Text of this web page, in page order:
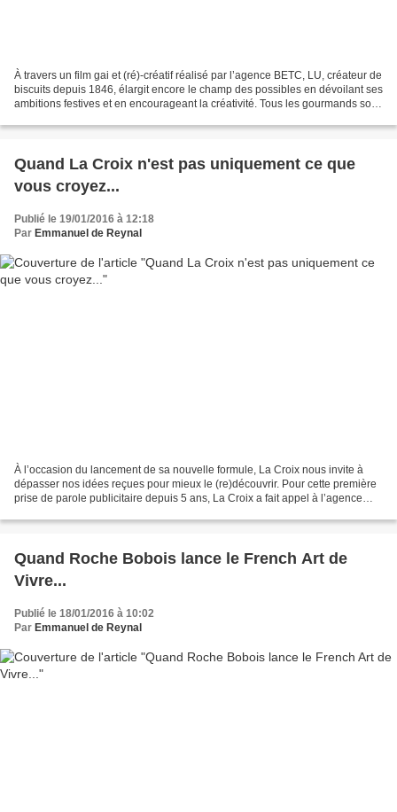
À travers un film gai et (ré)-créatif réalisé par l’agence BETC, LU, créateur de
biscuits depuis 1846, élargit encore le champ des possibles en dévoilant ses
ambitions festives et en encourageant la créativité. Tous les gourmands sont
Quand La Croix n'est pas uniquement ce que
vous croyez...
Publié le 19/01/2016 à 12:18
Par Emmanuel de Reynal
À l’occasion du lancement de sa nouvelle formule, La Croix nous invite à
dépasser nos idées reçues pour mieux le (re)découvrir. Pour cette première
prise de parole publicitaire depuis 5 ans, La Croix a fait appel à l’agence
Quand Roche Bobois lance le French Art de
Vivre...
Publié le 18/01/2016 à 10:02
Par Emmanuel de Reynal